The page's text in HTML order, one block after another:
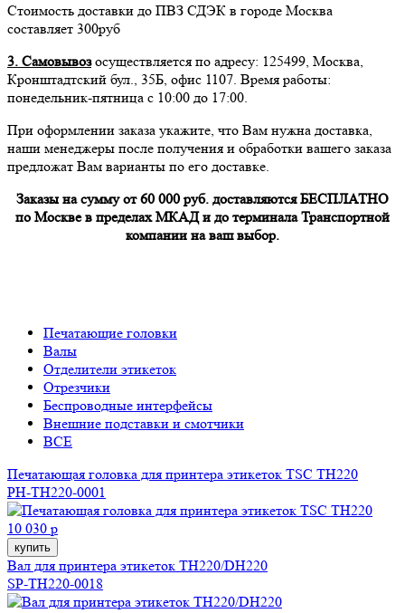
Стоимость доставки до ПВЗ СДЭК в городе Москва
составляет 300руб
3. Самовывозосуществляется по адресу: 125499, Москва,
Кронштадтский бул., 35Б, офис 1107. Время работы:
понедельник-пятница с 10:00 до 17:00.
При оформлении заказа укажите, что Вам нужна доставка,
наши менеджеры после получения и обработки вашего заказа
предложат Вам варианты по его доставке.
Заказы на сумму от 60 000 руб. доставляются БЕСПЛАТНО
по Москве в пределах МКАД и до терминала Транспортной
компании на ваш выбор.
Печатающие головки
Валы
Отделители этикеток
Отрезчики
Беспроводные интерфейсы
Внешние подставки и смотчики
ВСЕ
Печатающая головка для принтера этикеток TSC TH220
PH-TH220-0001
10 030 р
купить
Вал для принтера этикеток TH220/DH220
SP-TH220-0018